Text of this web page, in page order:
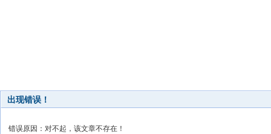
出现错误！
错误原因：对不起，该文章不存在！